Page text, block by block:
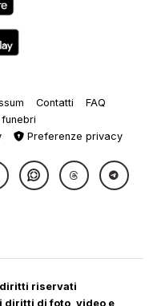
Contatti
FAQ
Preferenze privacy
diritti riservati
diritti di foto, video e